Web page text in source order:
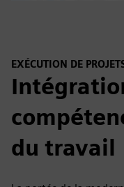
EXÉCUTION DE
du travail